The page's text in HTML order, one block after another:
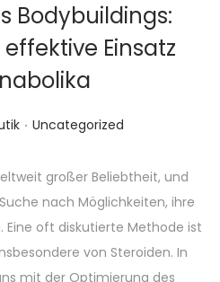
Bodybuildings:
Einsatz
. P
s
t
e
d
i
Uncategorized
großer Beliebtheit, und
nach Möglichkeiten, ihre
oft diskutierte Methode ist
von Steroiden. In
mit der Optimierung des